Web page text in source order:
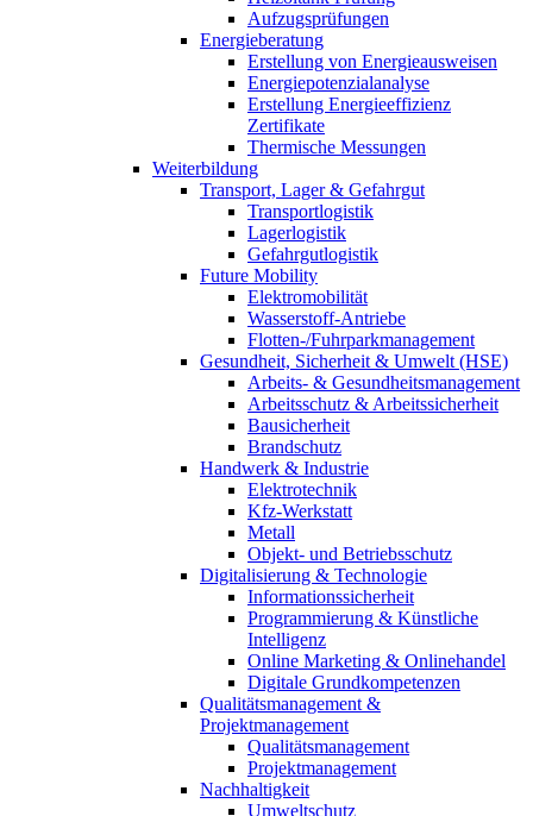
Aufzugsprüfungen
Energieberatung
Erstellung von Energieausweisen
Energiepotenzialanalyse
Erstellung Energieeffizienz
Zertifikate
Thermische Messungen
Weiterbildung
Transport, Lager & Gefahrgut
Transportlogistik
Lagerlogistik
Gefahrgutlogistik
Future Mobility
Elektromobilität
Wasserstoff-Antriebe
Flotten-/Fuhrparkmanagement
Gesundheit, Sicherheit & Umwelt (HSE)
Arbeits- & Gesundheitsmanagement
Arbeitsschutz & Arbeitssicherheit
Bausicherheit
Brandschutz
Handwerk & Industrie
Elektrotechnik
Kfz-Werkstatt
Metall
Objekt- und Betriebsschutz
Digitalisierung & Technologie
Informationssicherheit
Programmierung & Künstliche
Intelligenz
Online Marketing & Onlinehandel
Digitale Grundkompetenzen
Qualitätsmanagement &
Projektmanagement
Qualitätsmanagement
Projektmanagement
Nachhaltigkeit
Umweltschutz